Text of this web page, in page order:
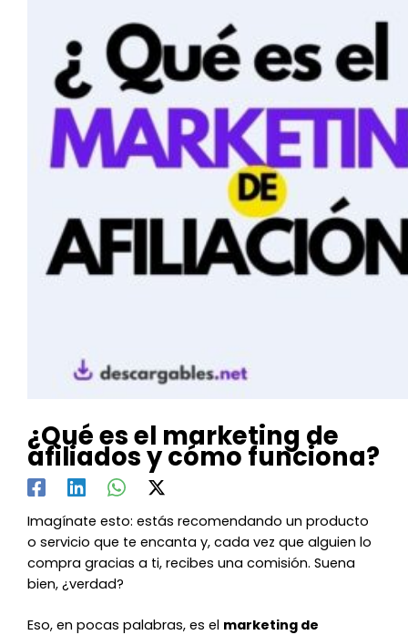
¿Qué es el marketing de
afiliados y cómo funciona?
Imagínate esto: estás recomendando un producto
o servicio que te encanta y, cada vez que alguien lo
compra gracias a ti, recibes una comisión. Suena
bien, ¿verdad?
Eso, en pocas palabras, es el marketing de